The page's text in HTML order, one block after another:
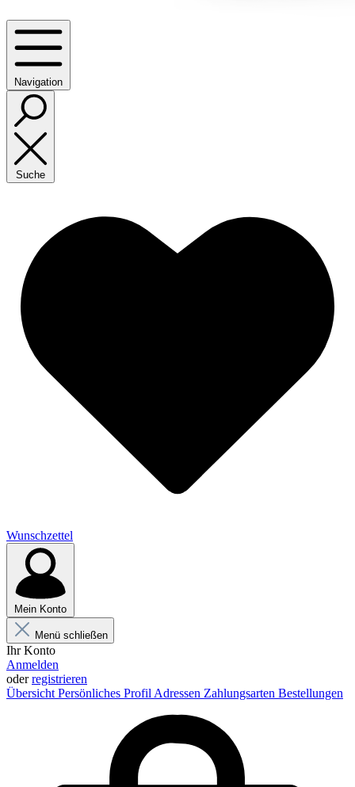
Navigation
Suche
Wunschzettel
Mein Konto
Menü schließen
Ihr Konto
Anmelden
oderregistrieren
Übersicht Persönliches Profil Adressen Zahlungsarten Bestellungen